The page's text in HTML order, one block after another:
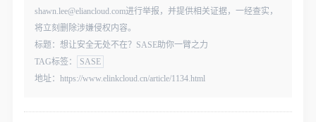
shawn.lee@eliancloud.com进行举报，并提供相关证据，一经查实，
将立刻删除涉嫌侵权内容。
标题：想让安全无处不在？SASE助你一臂之力
TAG标签：
SASE
地址：https://www.elinkcloud.cn/article/1134.html